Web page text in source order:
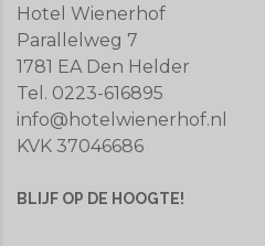
Hotel Wienerhof
Parallelweg 7
1781 EA Den Helder
Tel. 0223-616895
info@hotelwienerhof.nl
KVK 37046686
BLIJF OP DE HOOGTE!